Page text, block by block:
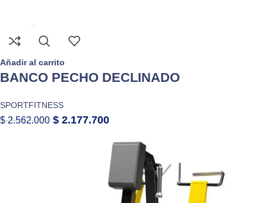
Añadir al carrito
BANCO PECHO DECLINADO
SPORTFITNESS
$2.562.000 $ 2.177.700